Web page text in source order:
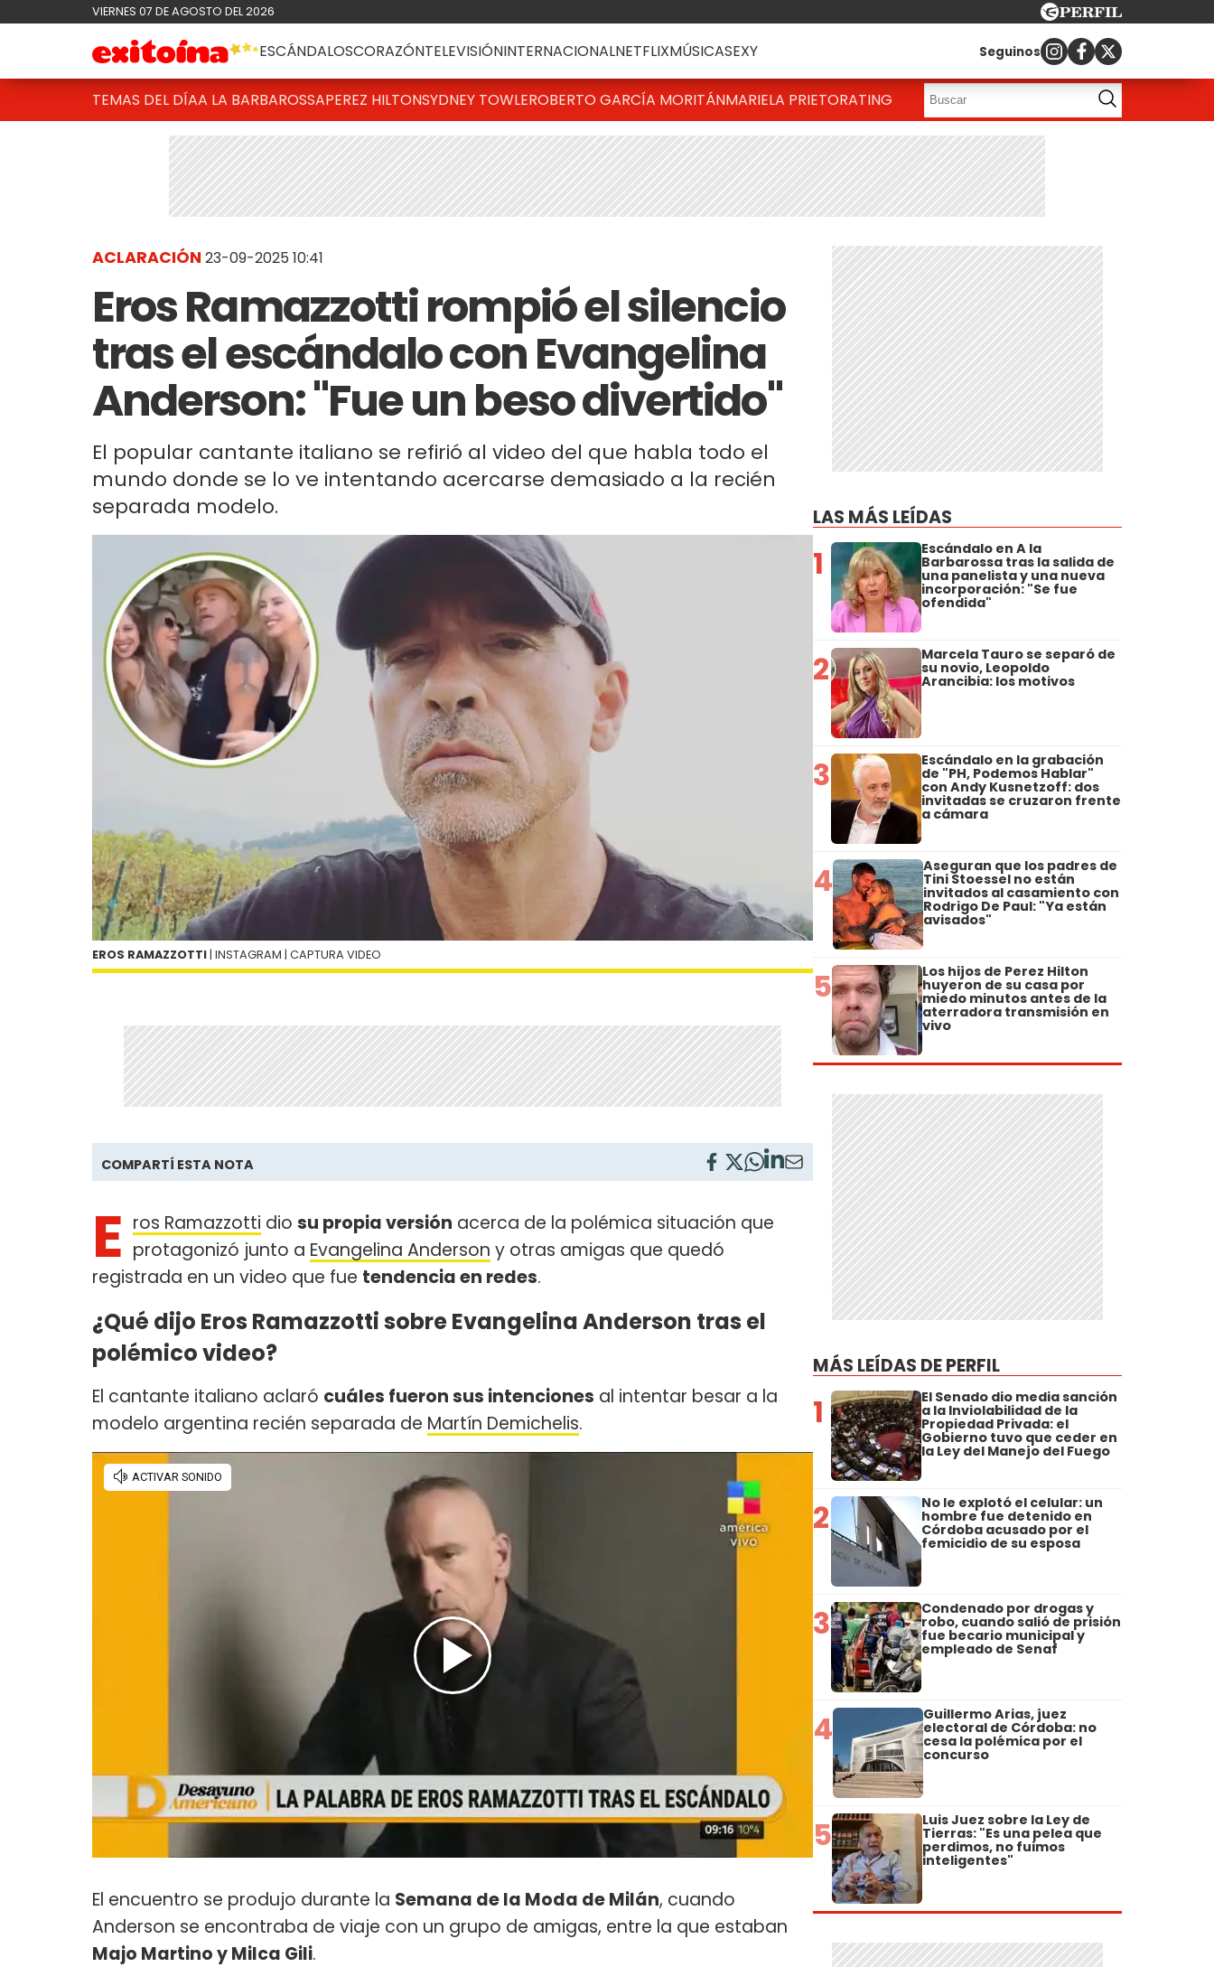
VIERNES 07 DE AGOSTO DEL 2026
ESCÁNDALOSCORAZÓNTELEVISIÓNINTERNACIONALNETFLIXMÚSICASEXY Seguinos
TEMAS DEL DÍAA LA BARBAROSSAPEREZ HILTONSYDNEY TOWLEROBERTO GARCÍA MORITÁNMARIELA PRIETORATING
ACLARACIÓN 23-09-2025 10:41
Eros Ramazzotti rompió el silencio
tras el escándalo con Evangelina
Anderson: "Fue un beso divertido"
El popular cantante italiano se refirió al video del que habla todo el
mundo donde se lo ve intentando acercarse demasiado a la recién
separada modelo.
EROS RAMAZZOTTI | INSTAGRAM | CAPTURA VIDEO
COMPARTÍ ESTA NOTA
E ros Ramazzotti dio su propia versión acerca de la polémica situación que
protagonizó junto a Evangelina Anderson y otras amigas que quedó
registrada en un video que fue tendencia en redes.
¿Qué dijo Eros Ramazzotti sobre Evangelina Anderson tras el
polémico video?
El cantante italiano aclaró cuáles fueron sus intenciones al intentar besar a la
modelo argentina recién separada de Martín Demichelis.
El encuentro se produjo durante la Semana de la Moda de Milán, cuando
Anderson se encontraba de viaje con un grupo de amigas, entre la que estaban
Majo Martino y Milca Gili.
LAS MÁS LEÍDAS
1 Escándalo en A la
Barbarossa tras la salida de
una panelista y una nueva
incorporación: "Se fue
ofendida"
2 Marcela Tauro se separó de
su novio, Leopoldo
Arancibia: los motivos
3 Escándalo en la grabación
de "PH, Podemos Hablar"
con Andy Kusnetzoff: dos
invitadas se cruzaron frente
a cámara
4 Aseguran que los padres de
Tini Stoessel no están
invitados al casamiento con
Rodrigo De Paul: "Ya están
avisados"
5 Los hijos de Perez Hilton
huyeron de su casa por
miedo minutos antes de la
aterradora transmisión en
vivo
MÁS LEÍDAS DE PERFIL
1 El Senado dio media sanción
a la Inviolabilidad de la
Propiedad Privada: el
Gobierno tuvo que ceder en
la Ley del Manejo del Fuego
2 No le explotó el celular: un
hombre fue detenido en
Córdoba acusado por el
femicidio de su esposa
3 Condenado por drogas y
robo, cuando salió de prisión
fue becario municipal y
empleado de Senaf
4 Guillermo Arias, juez
electoral de Córdoba: no
cesa la polémica por el
concurso
5 Luis Juez sobre la Ley de
Tierras: "Es una pelea que
perdimos, no fuimos
inteligentes"